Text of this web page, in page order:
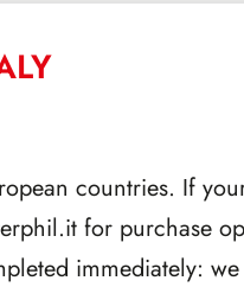
countries. If
for purchase
immediately: